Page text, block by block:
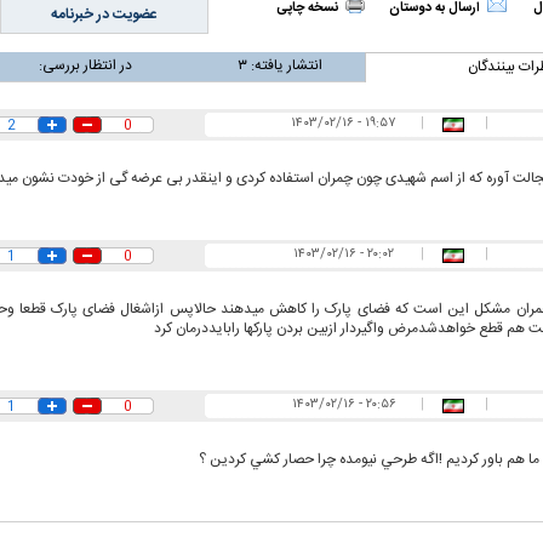
ارسال به دوستان نسخه چاپی عضویت در خبرنامه
بینندگان انتشار یافته:۳ در انتظار بررسی:
|
| ۱۹:۵۷ - ۱۴۰۳/۰۲/۱۶ 0
2
آوره که از اسم شهیدی چون چمران استفاده کردی و اینقدر بی عرضه گی از خودت نشون
|
| ۲۰:۰۲ - ۱۴۰۳/۰۲/۱۶ 0
1
مشکل این است که فضای پارک را کاهش میدهند حالاپس ازاشغال فضای پارک قطعا
هم قطع خواهدشدمرض واگیردار ازبین بردن پارکها رابایددرمان کرد
|
| ۲۰:۵۶ - ۱۴۰۳/۰۲/۱۶ 0
1
هم باور كرديم !اگه طرحي نيومده چرا حصار كشي كردين ؟
حجازی درباره
ببینید| انیمیشن لگویی حمله به کویت با
ببینید| نظر
علت تنگی نفس و راه های درمان آن